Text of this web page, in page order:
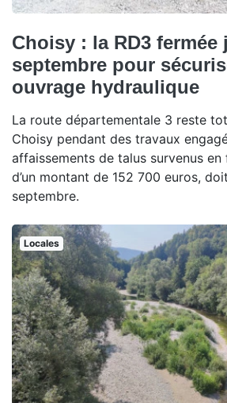
Choisy : la RD3 fermée
septembre pour
ouvrage hydraulique
La route départementale 3 reste
Choisy pendant des travaux
affaissements de talus survenus en
d’un montant de 152 700 euros,
septembre.
Locales